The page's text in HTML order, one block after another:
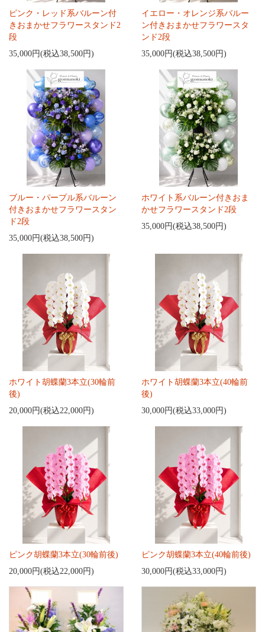
ピンク・レッド系バルーン付
きおまかせフラワースタンド2
段
35,000円(税込38,500円)
イエロー・オレンジ系バルー
ン付きおまかせフラワースタ
ンド2段
35,000円(税込38,500円)
ブルー・パープル系バルーン
付きおまかせフラワースタン
ド2段
35,000円(税込38,500円)
ホワイト系バルーン付きおま
かせフラワースタンド2段
35,000円(税込38,500円)
ホワイト胡蝶蘭3本立(30輪前
後)
20,000円(税込22,000円)
ホワイト胡蝶蘭3本立(40輪前
後)
30,000円(税込33,000円)
ピンク胡蝶蘭3本立(30輪前後)
20,000円(税込22,000円)
ピンク胡蝶蘭3本立(40輪前後)
30,000円(税込33,000円)